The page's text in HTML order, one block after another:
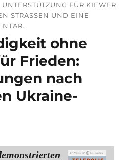
FÜR KIEWER
STRASSEN UND EINE L
ohne
Frieden:
nach
Ukraine-